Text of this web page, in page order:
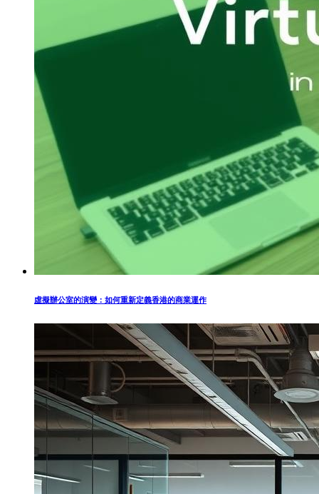
虛擬辦公室的演變：如何重新定義香港的商業運作